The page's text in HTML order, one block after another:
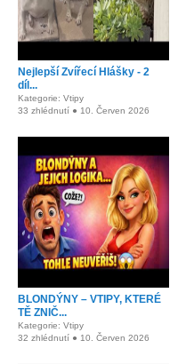
Nejlepší Zvířecí Hlášky - 2
díl...
Kategorie: Vtipy
33 zhlédnutí ● 10. Červen 2026
BLONDÝNY – VTIPY, KTERÉ
TĚ ZNIČ...
Kategorie: Vtipy
32 zhlédnutí ● 10. Červen 2026